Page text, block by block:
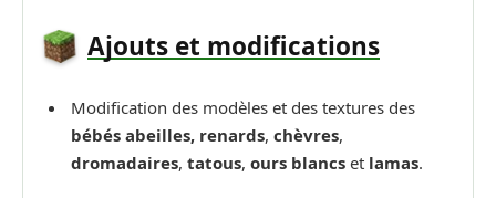
Ajouts et modifications
Modification des modèles et des textures des
bébés abeilles, renards, chèvres,
dromadaires, tatous, ours blancs et lamas.